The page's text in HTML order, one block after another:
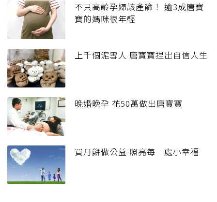
不只高齡孕婦該產篩！ 逾3成唐寶
寶的媽咪很年輕
上千個泥雪人 唐寶寶捏出自信人生
晚婚晚孕 花50萬做出唐寶寶
買月餅做公益 照亮每一處小幸福